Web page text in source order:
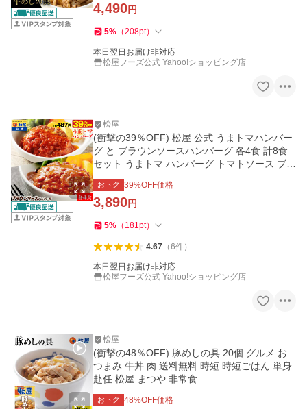
4,490円
5% （208pt）
本日翌日お届け非対応
松屋フーズ公式 Yahoo!ショッピング店
松屋
(衝撃の39％OFF) 松屋 公式 うまトマハンバー
グ と ブラウンソースハンバーグ 各4食 計8食
セット うまトマ ハンバーグ トマトソース ブラ
ウンソース 非常食
おトク 39%OFF価格
3,890円
5% （ 181pt）
4.67（6件）
本日翌日お届け非対応
松屋フーズ公式 Yahoo!ショッピング店
松屋
(衝撃の48％OFF) 豚めしの具 20個 グルメ お
つまみ 牛丼 肉 送料無料 時短 時短ごはん 単身
赴任 松屋 まつや 非常食
おトク 48%OFF価格